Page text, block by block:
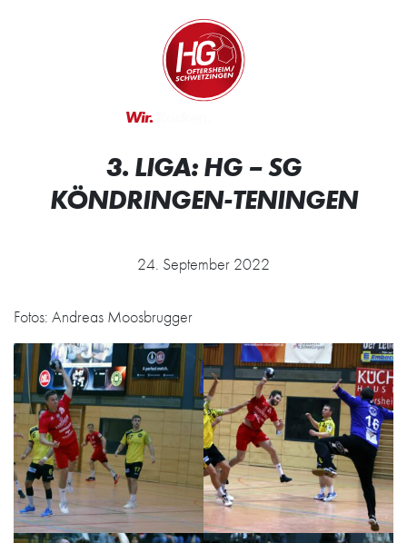
Zur Startseite
Wir.
3. LIGA: HG – SG
KÖNDRINGEN-TENINGEN
24. September 2022
Fotos: Andreas Moosbrugger